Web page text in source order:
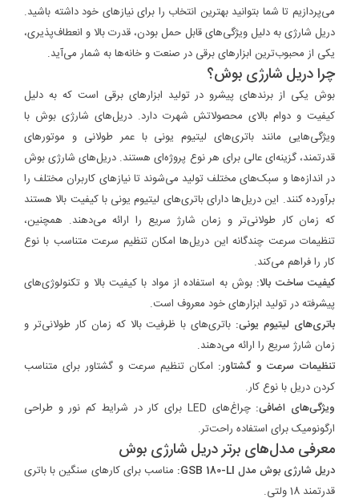
می‌پردازیم تا شما بتوانید بهترین انتخاب را برای نیازهای خود داشته باشید.
دریل شارژی به دلیل ویژگی‌های قابل حمل بودن، قدرت بالا و انعطاف‌پذیری،
یکی از محبوب‌ترین ابزارهای برقی در صنعت و خانه‌ها به شمار می‌آید.
چرا دریل شارژی بوش؟
بوش یکی از برندهای پیشرو در تولید ابزارهای برقی است که به دلیل
کیفیت و دوام بالای محصولاتش شهرت دارد. دریل‌های شارژی بوش با
ویژگی‌هایی مانند باتری‌های لیتیوم یونی با عمر طولانی و موتورهای
قدرتمند، گزینه‌ای عالی برای هر نوع پروژه‌ای هستند. دریل‌های شارژی بوش
در اندازه‌ها و سبک‌های مختلف تولید می‌شوند تا نیازهای کاربران مختلف را
برآورده کنند. این دریل‌ها دارای باتری‌های لیتیوم یونی با کیفیت بالا هستند
که زمان کار طولانی‌تر و زمان شارژ سریع را ارائه می‌دهند. همچنین،
تنظیمات سرعت چندگانه این دریل‌ها امکان تنظیم سرعت متناسب با نوع
کار را فراهم می‌کند.
کیفیت ساخت بالا: بوش به استفاده از مواد با کیفیت بالا و تکنولوژی‌های
پیشرفته در تولید ابزارهای خود معروف است.
باتری‌های لیتیوم یونی: باتری‌های با ظرفیت بالا که زمان کار طولانی‌تر و
زمان شارژ سریع را ارائه می‌دهند.
تنظیمات سرعت و گشتاور: امکان تنظیم سرعت و گشتاور برای متناسب
کردن دریل با نوع کار.
ویژگی‌های اضافی:
چراغ‌های LED برای کار در شرایط کم نور و طراحی
ارگونومیک برای استفاده راحت‌تر.
معرفی مدل‌های برتر دریل شارژی بوش
دریل شارژی بوش مدل GSB 180-LI:
مناسب برای کارهای سنگین با باتری
قدرتمند 18 ولتی.